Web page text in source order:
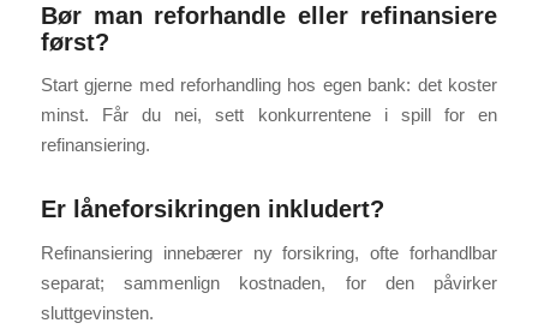
Bør man reforhandle eller refinansiere
først?
Start gjerne med reforhandling hos egen bank: det koster
minst. Får du nei, sett konkurrentene i spill for en
refinansiering.
Er låneforsikringen inkludert?
Refinansiering innebærer ny forsikring, ofte forhandlbar
separat; sammenlign kostnaden, for den påvirker
sluttgevinsten.